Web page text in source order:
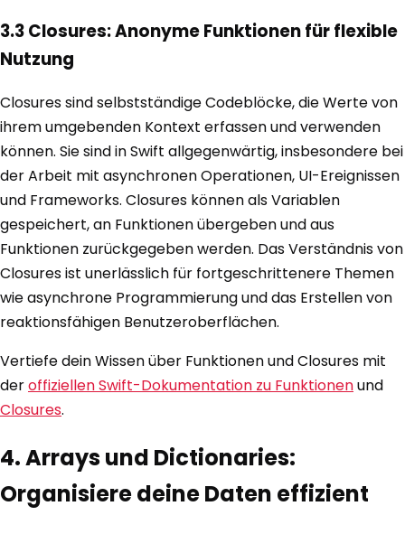
3.3 Closures: Anonyme Funktionen für flexible
Nutzung
Closures sind selbstständige Codeblöcke, die Werte von
ihrem umgebenden Kontext erfassen und verwenden
können. Sie sind in Swift allgegenwärtig, insbesondere bei
der Arbeit mit asynchronen Operationen, UI-Ereignissen
und Frameworks. Closures können als Variablen
gespeichert, an Funktionen übergeben und aus
Funktionen zurückgegeben werden. Das Verständnis von
Closures ist unerlässlich für fortgeschrittenere Themen
wie asynchrone Programmierung und das Erstellen von
reaktionsfähigen Benutzeroberflächen.
Vertiefe dein Wissen über Funktionen und Closures mit
deroffiziellen Swift-Dokumentation zu Funktionenund
Closures.
4. Arrays und Dictionaries:
Organisiere deine Daten effizient